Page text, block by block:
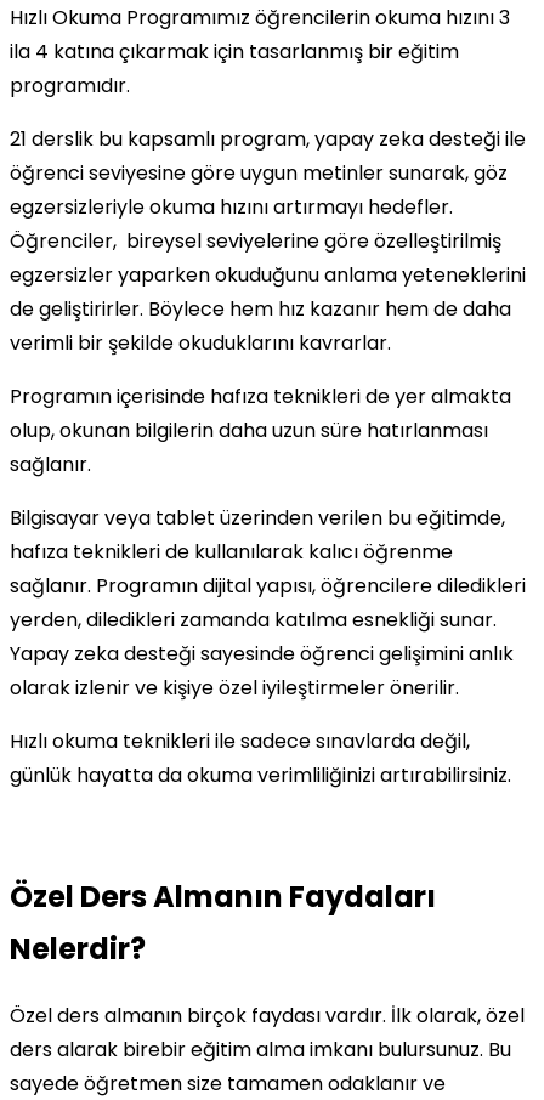
Hızlı Okuma Programımız öğrencilerin okuma hızını 3
ila 4 katına çıkarmak için tasarlanmış bir eğitim
programıdır.
21 derslik bu kapsamlı program, yapay zeka desteği ile
öğrenci seviyesine göre uygun metinler sunarak, göz
egzersizleriyle okuma hızını artırmayı hedefler.
Öğrenciler, bireysel seviyelerine göre özelleştirilmiş
egzersizler yaparken okuduğunu anlama yeteneklerini
de geliştirirler. Böylece hem hız kazanır hem de daha
verimli bir şekilde okuduklarını kavrarlar.
Programın içerisinde hafıza teknikleri de yer almakta
olup, okunan bilgilerin daha uzun süre hatırlanması
sağlanır.
Bilgisayar veya tablet üzerinden verilen bu eğitimde,
hafıza teknikleri de kullanılarak kalıcı öğrenme
sağlanır. Programın dijital yapısı, öğrencilere diledikleri
yerden, diledikleri zamanda katılma esnekliği sunar.
Yapay zeka desteği sayesinde öğrenci gelişimini anlık
olarak izlenir ve kişiye özel iyileştirmeler önerilir.
Hızlı okuma teknikleri ile sadece sınavlarda değil,
günlük hayatta da okuma verimliliğinizi artırabilirsiniz.
Özel Ders Almanın Faydaları
Nelerdir?
Özel ders almanın birçok faydası vardır. İlk olarak, özel
ders alarak birebir eğitim alma imkanı bulursunuz. Bu
sayede öğretmen size tamamen odaklanır ve